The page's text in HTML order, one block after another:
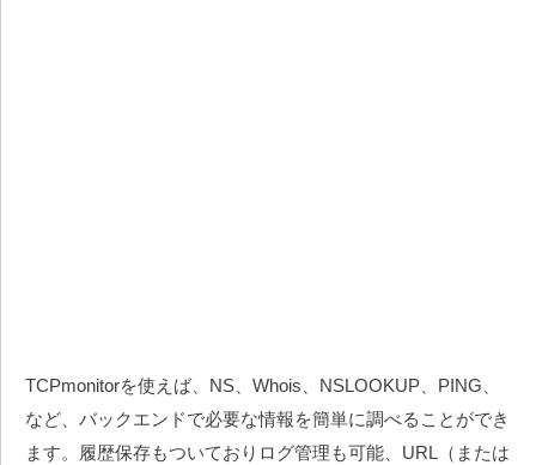
TCPmonitorを使えば、NS、Whois、NSLOOKUP、PING、
など、バックエンドで必要な情報を簡単に調べることができ
ます。履歴保存もついておりログ管理も可能、URL（または